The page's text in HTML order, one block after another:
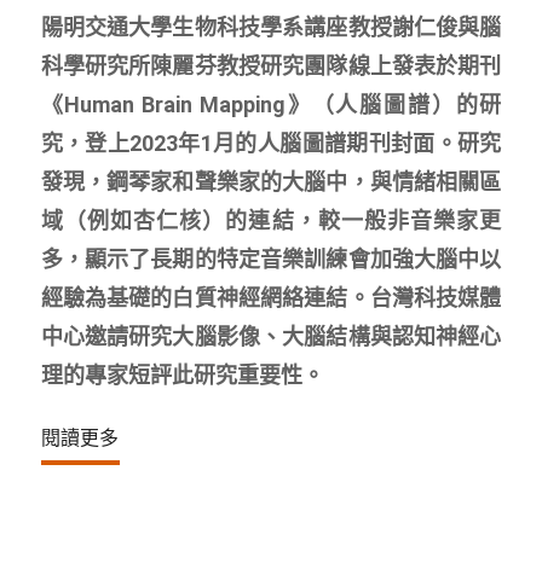
陽明交通大學生物科技學系講座教授謝仁俊與腦
科學研究所陳麗芬教授研究團隊線上發表於期刊
《Human Brain Mapping》（人腦圖譜）的研
究，登上2023年1月的人腦圖譜期刊封面。研究
發現，鋼琴家和聲樂家的大腦中，與情緒相關區
域（例如杏仁核）的連結，較一般非音樂家更
多，顯示了長期的特定音樂訓練會加強大腦中以
經驗為基礎的白質神經網絡連結。台灣科技媒體
中心邀請研究大腦影像、大腦結構與認知神經心
理的專家短評此研究重要性。
閱讀更多